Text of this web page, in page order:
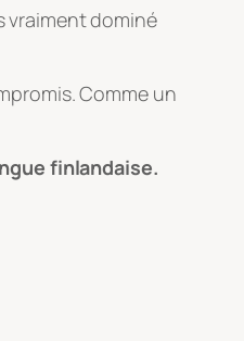
vraiment dominé
Comme un
finlandaise.